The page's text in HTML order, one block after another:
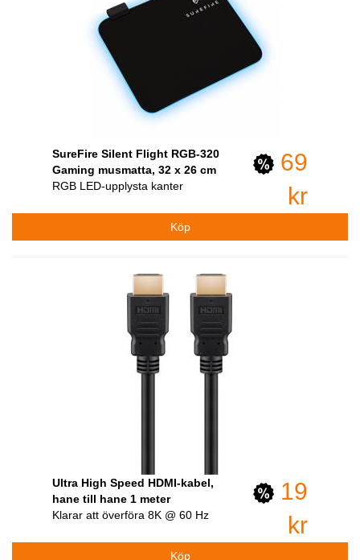
SureFire Silent Flight RGB-320
Gaming musmatta, 32 x 26 cm
RGB LED-upplysta kanter
69
kr
Ultra High Speed HDMI-kabel,
hane till hane 1 meter
Klarar att överföra 8K @ 60 Hz
19
kr